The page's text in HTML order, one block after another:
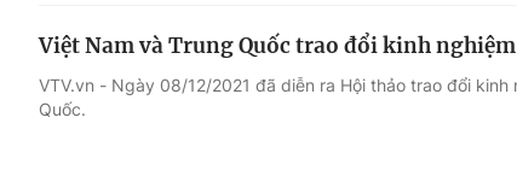
Việt Nam và Trung Quốc trao đổi kinh
VTV.vn - Ngày 08/12/2021 đã diễn ra Hội thảo trao đổi
Quốc.